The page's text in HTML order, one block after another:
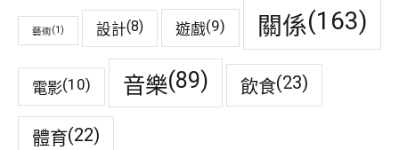
藝術(1) 設計(8) 遊戲(9) 關係(163)
電影(10) 音樂(89) 飲食(23)
體育(22)